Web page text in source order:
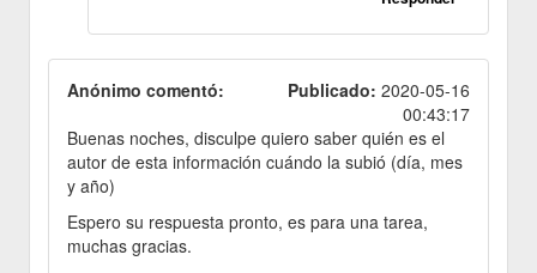
Anónimo comentó: Publicado: 2020-05-16
00:43:17
Buenas noches, disculpe quiero saber quién es el
autor de esta información cuándo la subió (día, mes
y año)
Espero su respuesta pronto, es para una tarea,
muchas gracias.